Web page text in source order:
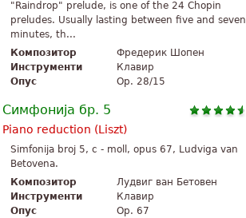
"Raindrop" prelude, is one of the 24 Chopin
preludes. Usually lasting between five and seven
minutes, th...
Композитор
Фредерик Шопен
Инструменти
Клавир
Опус
Op. 28/15
Симфонија бр. 5
Piano reduction (Liszt)
Simfonija broj 5, c - moll, opus 67, Ludviga van
Betovena.
Композитор
Лудвиг ван Бетовен
Инструменти
Клавир
Опус
Op. 67